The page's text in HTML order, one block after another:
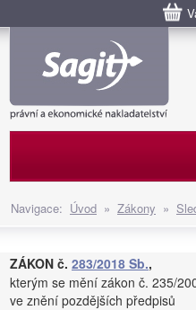
Navigace: Úvod » Zákony »
ZÁKON č. 283/2018 Sb.,
kterým se mění zákon č. 235/
ve znění pozdějších předpisů